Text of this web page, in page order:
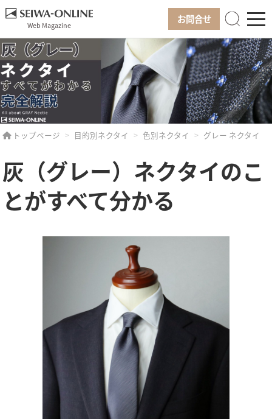
Web Magazine
お問合せ
トップページ 目的別ネクタイ 色別ネクタイ グレー ネクタイ
灰（グレー）ネクタイのこ
とがすべて分かる